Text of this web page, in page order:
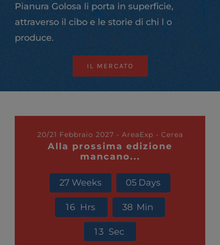
Pianura Golosa li porta in superficie,
attraverso il cibo e le storie di chi l o
produce.
IL MERCATO
20/21 Febbraio 2027 - AreaExp - Cerea
Alla prossima edizione
mancano...
27 Weeks 05 Days
16 Hrs 38 Min
1 1 Sec